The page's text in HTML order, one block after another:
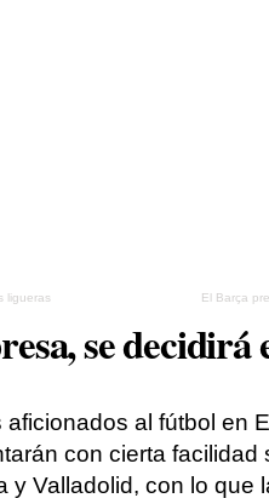
ligueras El Barça
se decidirá
al fútbol en
con cierta facilidad
y Valladolid, con lo que